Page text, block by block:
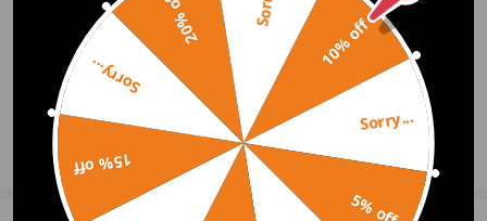
compatible pour ccm, 130 KW, 177 PS 2011/12-2017/01
Compatible pour Audi A6 4G2, 4GC 2.0 TDI 1968 compatible
pour ccm, 130 KW, 177 PS 2011/03-2018/09
Compatible pour Audi A6 Avant 4G5, 4GD 2.0 TDI 1968
compatible pour ccm, 130 KW, 177 PS 2011/05-2018/09
Compatible pour Audi Q5 8RB 2.0 TDI quattro 1968 compatible
pour ccm, 130 KW, 177 PS 2012/06-2017/05
Afficher plus
10% off
Sorry...
5% off
15% off
Sorry...
20% off